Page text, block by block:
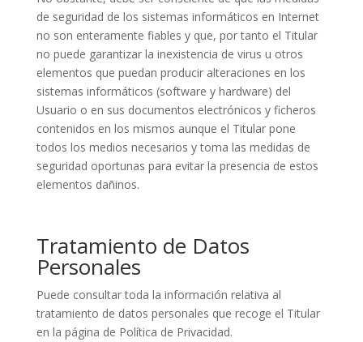
de seguridad de los sistemas informáticos en Internet
no son enteramente fiables y que, por tanto el Titular
no puede garantizar la inexistencia de virus u otros
elementos que puedan producir alteraciones en los
sistemas informáticos (software y hardware) del
Usuario o en sus documentos electrónicos y ficheros
contenidos en los mismos aunque el Titular pone
todos los medios necesarios y toma las medidas de
seguridad oportunas para evitar la presencia de estos
elementos dañinos.
Tratamiento de Datos
Personales
Puede consultar toda la información relativa al
tratamiento de datos personales que recoge el Titular
en la página de Política de Privacidad.